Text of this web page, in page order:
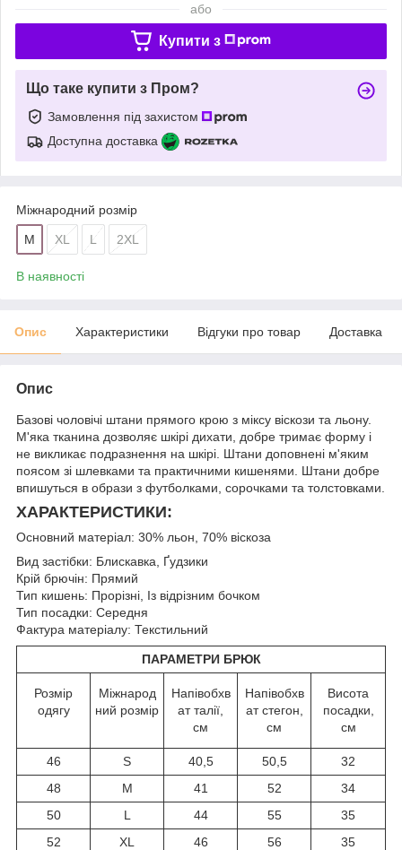
або
Купити з
Що таке купити з Пром?
Замовлення під захистом
Доступна доставка
Міжнародний розмір
M XL L 2XL
В наявності
Опис Характеристики Відгуки про товар Доставка
Опис
Базові чоловічі штани прямого крою з міксу віскози та льону.
М'яка тканина дозволяє шкірі дихати, добре тримає форму і
не викликає подразнення на шкірі. Штани доповнені м'яким
поясом зі шлевками та практичними кишенями. Штани добре
впишуться в образи з футболками, сорочками та толстовками.
ХАРАКТЕРИСТИКИ:
Основний матеріал: 30% льон, 70% віскоза
Вид застібки: Блискавка, Ґудзики
Крій брючін: Прямий
Тип кишень: Прорізні, Із відрізним бочком
Тип посадки: Середня
Фактура матеріалу: Текстильний
ПАРАМЕТРИ БРЮК
Розмір
одягу
Міжнарод
ний розмір
Напівобхв
ат талії,
см
Напівобхв
ат стегон,
см
Висота
посадки,
см
46 S 40,5 50,5
32
48
M 41 52
34
50
L 44 55
35
52
XL 46 56
35